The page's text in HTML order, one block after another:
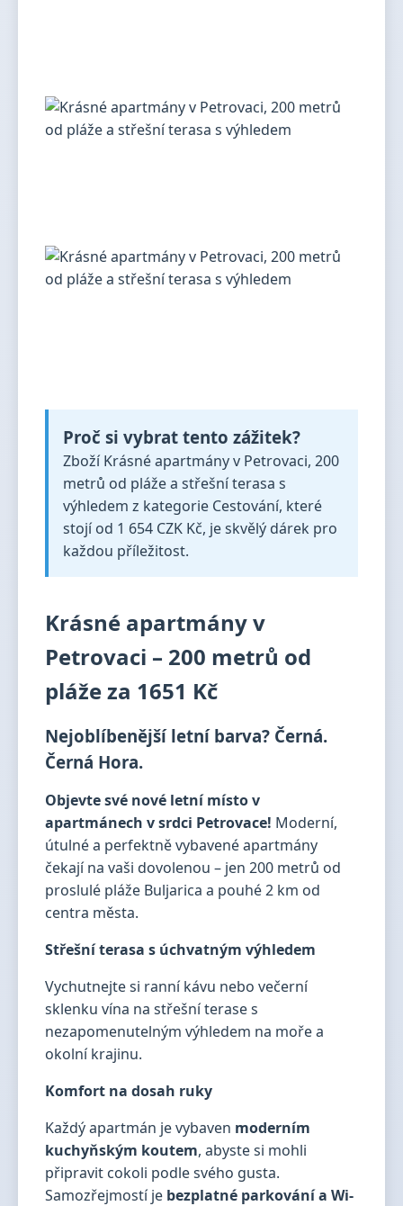
Proč si vybrat tento zážitek?
Zboží Krásné apartmány v Petrovaci, 200
metrů od pláže a střešní terasa s
výhledem z kategorie Cestování, které
stojí od 1 654 CZK Kč, je skvělý dárek pro
každou příležitost.
Krásné apartmány v
Petrovaci – 200 metrů od
pláže za 1651 Kč
Nejoblíbenější letní barva? Černá.
Černá Hora.
Objevte své nové letní místo v
apartmánech v srdci Petrovace! Moderní,
útulné a perfektně vybavené apartmány
čekají na vaši dovolenou – jen 200 metrů od
proslulé pláže Buljarica a pouhé 2 km od
centra města.
Střešní terasa s úchvatným výhledem
Vychutnejte si ranní kávu nebo večerní
sklenku vína na střešní terase s
nezapomenutelným výhledem na moře a
okolní krajinu.
Komfort na dosah ruky
Každý apartmán je vybaven moderním
kuchyňským koutem, abyste si mohli
připravit cokoli podle svého gusta.
Samozřejmostí je bezplatné parkování a Wi-